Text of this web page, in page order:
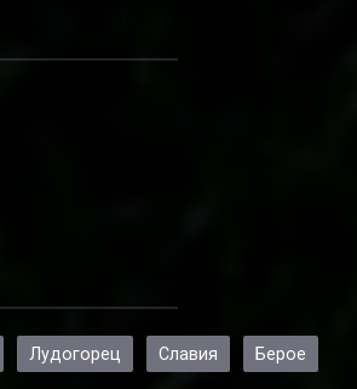
Лудогорец Славия Берое